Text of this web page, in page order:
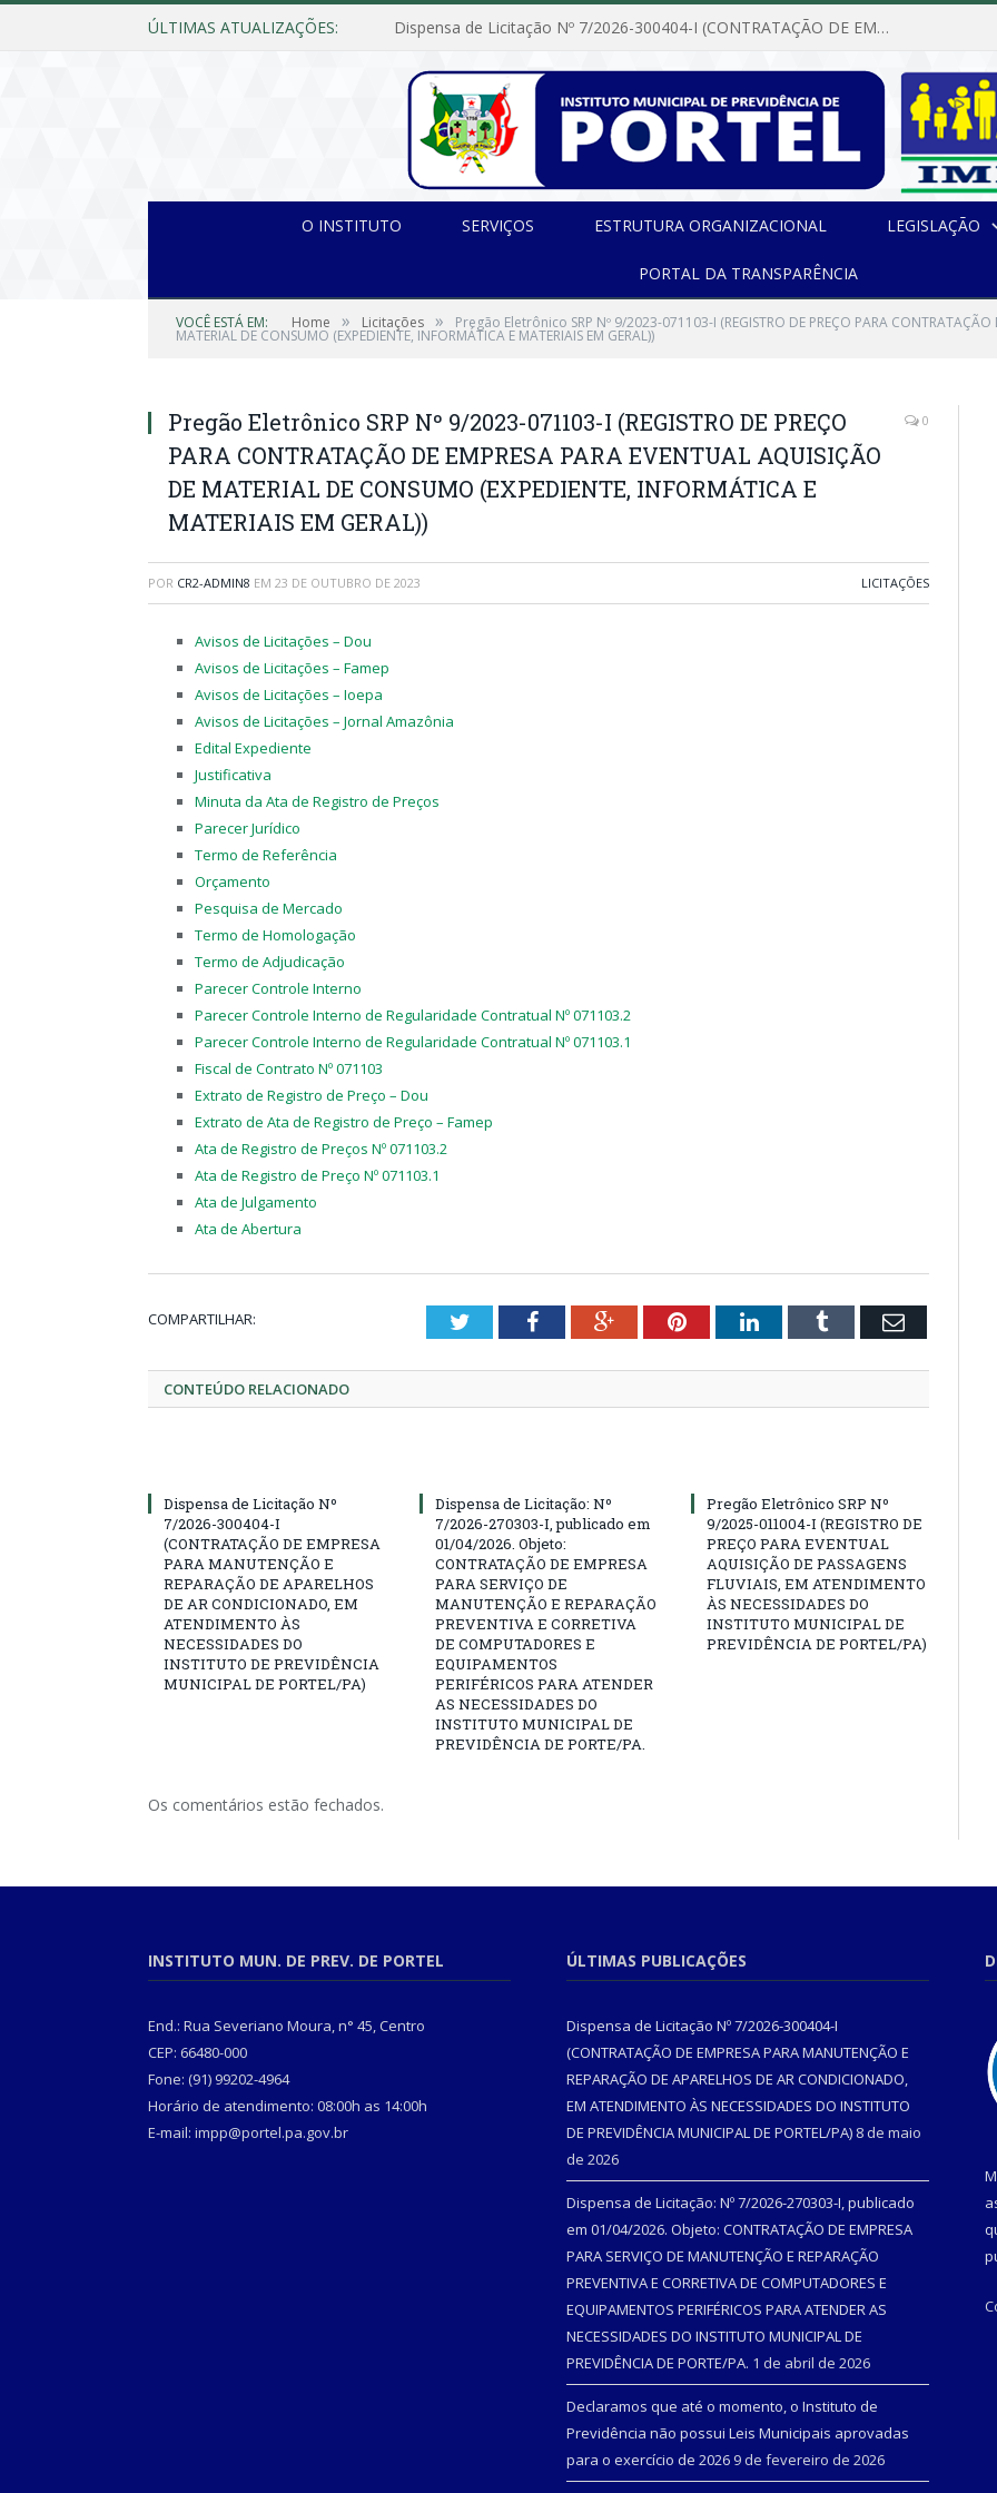
ÚLTIMAS ATUALIZAÇÕES: Dispensa de Licitação Nº 7/2026-300404-I (CONTRATAÇÃO DE EMPRESA PARA MANUTENÇÃO E REPARAÇÃO DE APARELHOS DE AR CONDICIONADO, EM ATENDIMENTO ÀS NECESSIDADES DO INSTITUTO DE PREVIDÊNCIA MUNICIPAL DE PORTEL/PA)
O INSTITUTO SERVIÇOS ESTRUTURA ORGANIZACIONAL LEGISLAÇÃO
PORTAL DA TRANSPARÊNCIA
VOCÊ ESTÁ EM: Home » Licitações » Pregão Eletrônico SRP Nº 9/2023-071103-I (REGISTRO DE PREÇO PARA CONTRATAÇÃO
MATERIAL DE CONSUMO (EXPEDIENTE, INFORMÁTICA E MATERIAIS EM GERAL))
Pregão Eletrônico SRP Nº 9/2023-071103-I (REGISTRO DE PREÇO
PARA CONTRATAÇÃO DE EMPRESA PARA EVENTUAL AQUISIÇÃO
DE MATERIAL DE CONSUMO (EXPEDIENTE, INFORMÁTICA E
MATERIAIS EM GERAL))
0
POR CR2-ADMIN8 EM 23 DE OUTUBRO DE 2023 LICITAÇÕES
Avisos de Licitações – Dou
Avisos de Licitações – Famep
Avisos de Licitações – Ioepa
Avisos de Licitações – Jornal Amazônia
Edital Expediente
Justificativa
Minuta da Ata de Registro de Preços
Parecer Jurídico
Termo de Referência
Orçamento
Pesquisa de Mercado
Termo de Homologação
Termo de Adjudicação
Parecer Controle Interno
Parecer Controle Interno de Regularidade Contratual Nº 071103.2
Parecer Controle Interno de Regularidade Contratual Nº 071103.1
Fiscal de Contrato Nº 071103
Extrato de Registro de Preço – Dou
Extrato de Ata de Registro de Preço – Famep
Ata de Registro de Preços Nº 071103.2
Ata de Registro de Preço Nº 071103.1
Ata de Julgamento
Ata de Abertura
COMPARTILHAR: TwitterFacebookGoogle+PinterestLinkedInTumblr Email
CONTEÚDO RELACIONADO
Dispensa de Licitação Nº
7/2026-300404-I
(CONTRATAÇÃO DE EMPRESA
PARA MANUTENÇÃO E
REPARAÇÃO DE APARELHOS
DE AR CONDICIONADO, EM
ATENDIMENTO ÀS
NECESSIDADES DO
INSTITUTO DE PREVIDÊNCIA
MUNICIPAL DE PORTEL/PA)
Dispensa de Licitação: Nº
7/2026-270303-I, publicado em
01/04/2026. Objeto:
CONTRATAÇÃO DE EMPRESA
PARA SERVIÇO DE
MANUTENÇÃO E REPARAÇÃO
PREVENTIVA E CORRETIVA
DE COMPUTADORES E
EQUIPAMENTOS
PERIFÉRICOS PARA ATENDER
AS NECESSIDADES DO
INSTITUTO MUNICIPAL DE
PREVIDÊNCIA DE PORTE/PA.
Pregão Eletrônico SRP Nº
9/2025-011004-I (REGISTRO DE
PREÇO PARA EVENTUAL
AQUISIÇÃO DE PASSAGENS
FLUVIAIS, EM ATENDIMENTO
ÀS NECESSIDADES DO
INSTITUTO MUNICIPAL DE
PREVIDÊNCIA DE PORTEL/PA)
Os comentários estão fechados.
INSTITUTO MUN. DE PREV. DE PORTEL
End.: Rua Severiano Moura, n° 45, Centro
CEP: 66480-000
Fone: (91) 99202-4964
Horário de atendimento: 08:00h as 14:00h
E-mail: impp@portel.pa.gov.br
ÚLTIMAS PUBLICAÇÕES
Dispensa de Licitação Nº 7/2026-300404-I
(CONTRATAÇÃO DE EMPRESA PARA MANUTENÇÃO E
REPARAÇÃO DE APARELHOS DE AR CONDICIONADO,
EM ATENDIMENTO ÀS NECESSIDADES DO INSTITUTO
DE PREVIDÊNCIA MUNICIPAL DE PORTEL/PA) 8 de maio
de 2026
Dispensa de Licitação: Nº 7/2026-270303-I, publicado
em 01/04/2026. Objeto: CONTRATAÇÃO DE EMPRESA
PARA SERVIÇO DE MANUTENÇÃO E REPARAÇÃO
PREVENTIVA E CORRETIVA DE COMPUTADORES E
EQUIPAMENTOS PERIFÉRICOS PARA ATENDER AS
NECESSIDADES DO INSTITUTO MUNICIPAL DE
PREVIDÊNCIA DE PORTE/PA. 1 de abril de 2026
Declaramos que até o momento, o Instituto de
Previdência não possui Leis Municipais aprovadas
para o exercício de 2026 9 de fevereiro de 2026